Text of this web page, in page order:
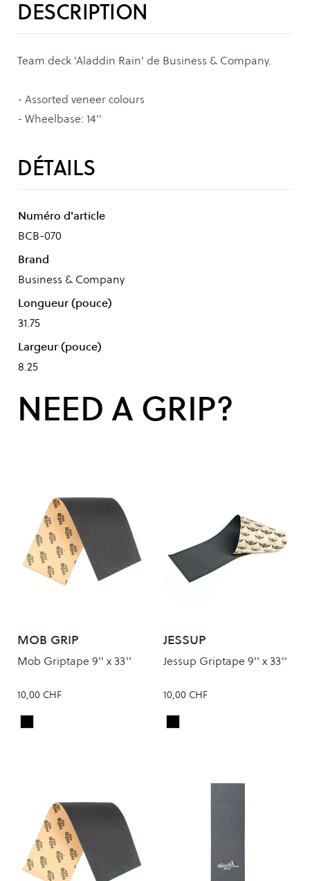
DESCRIPTION
Team deck 'Aladdin Rain' de Business & Company.
- Assorted veneer colours
- Wheelbase: 14''
DÉTAILS
Numéro d'article
BCB-070
Brand
Business & Company
Longueur (pouce)
31.75
Largeur (pouce)
8.25
NEED A GRIP?
MOB GRIP
Mob Griptape 9'' x 33''
10,00 CHF
Colour
Black
JESSUP
Jessup Griptape 9'' x 33''
10,00 CHF
Colour
Black